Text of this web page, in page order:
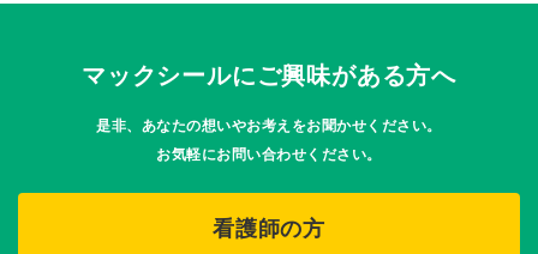
マックシールにご興味がある方へ
是非、あなたの想いやお考えをお聞かせください。
お気軽にお問い合わせください。
看護師の方